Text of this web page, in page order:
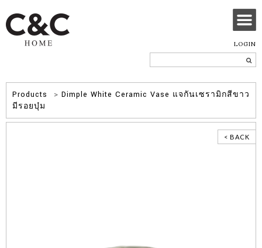
LOGIN
Products > Dimple White Ceramic Vase แจกันเซรามิกสีขาว
มีรอยบุ๋ม
< BACK